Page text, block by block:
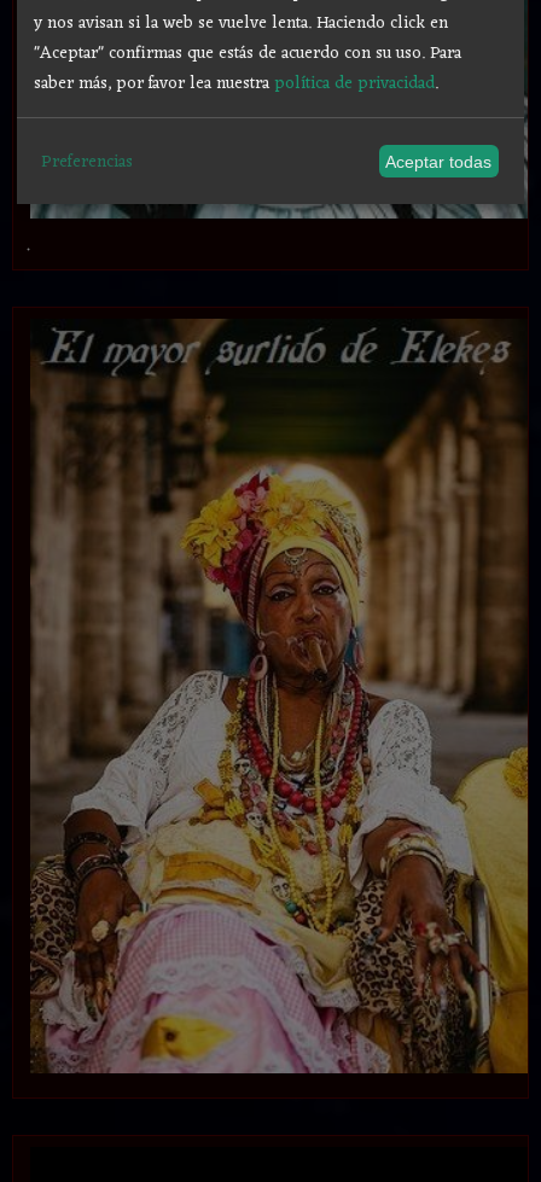
.
y nos avisan si la web se vuelve lenta. Haciendo click en
"Aceptar" confirmas que estás de acuerdo con su uso.Para
saber más, por favor lea nuestrapolítica de privacidad.
Preferencias Aceptar todas